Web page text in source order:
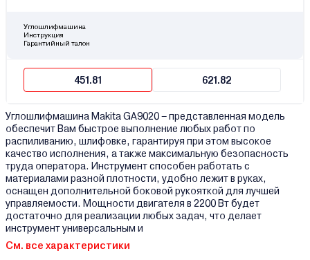
Углошлифмашина
Инструкция
Гарантийный талон
451.81 621.82
Углошлифмашина Makita GA9020 – представленная модель
обеспечит Вам быстрое выполнение любых работ по
распиливанию, шлифовке, гарантируя при этом высокое
качество исполнения, а также максимальную безопасность
труда оператора. Инструмент способен работать с
материалами разной плотности, удобно лежит в руках,
оснащен дополнительной боковой рукояткой для лучшей
управляемости. Мощности двигателя в 2200 Вт будет
достаточно для реализации любых задач, что делает
инструмент универсальным и
См. все характеристики